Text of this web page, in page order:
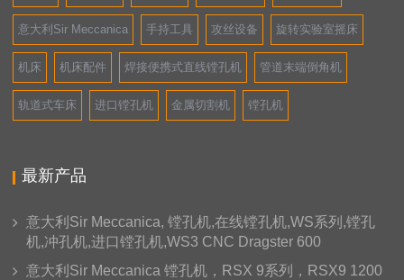
意大利Sir Meccanica 手持工具 攻丝设备 旋转实验室摇床
机床 机床配件 焊接便携式直线镗孔机 管道末端倒角机
轨道式车床 进口镗孔机 金属切割机 镗孔机
最新产品
意大利Sir Meccanica, 镗孔机,在线镗孔机,WS系列,镗孔
机,冲孔机,进口镗孔机,WS3 CNC Dragster 600
意大利Sir Meccanica 镗孔机，RSX 9系列，RSX9 1200